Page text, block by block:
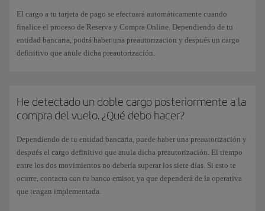
El cargo a tu tarjeta de pago se efectuará automáticamente cuando
finalice el proceso de Reserva y Compra Online. Dependiendo de tu
entidad bancaria, podrá haber una preautorizacion y después un cargo
definitivo que anule dicha preautorización.
He detectado un doble cargo posteriormente a la
compra del vuelo. ¿Qué debo hacer?
Dependiendo de tu entidad bancaria, puede haber una preautorización y
después el cargo definitivo que anula dicha preautorización. El tiempo
entre los dos movimientos no debería superar los siete días. Si esto te
ocurre, contacta con tu banco emisor, ya que dependerá de la operativa
que tengan implementada.